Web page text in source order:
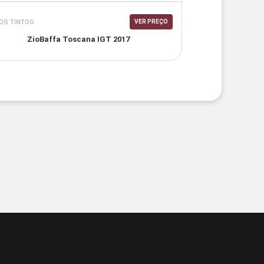
TINTOS VER PREÇO
ZioBaffa Toscana IGT 2017